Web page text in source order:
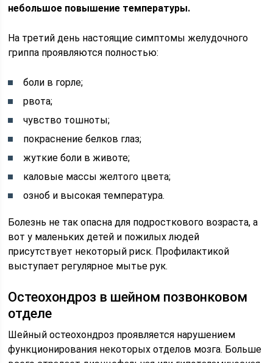
небольшое повышение температуры.
На третий день настоящие симптомы желудочного
гриппа проявляются полностью:
боли в горле;
рвота;
чувство тошноты;
покраснение белков глаз;
жуткие боли в животе;
каловые массы желтого цвета;
озноб и высокая температура.
Болезнь не так опасна для подросткового возраста, а
вот у маленьких детей и пожилых людей
присутствует некоторый риск. Профилактикой
выступает регулярное мытье рук.
Остеохондроз в шейном позвонковом
отделе
Шейный остеохондроз проявляется нарушением
функционирования некоторых отделов мозга. Больше